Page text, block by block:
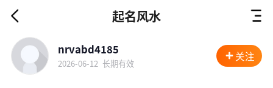
起名风水
nrvabd4185
2026-06-12 长期有效
关注